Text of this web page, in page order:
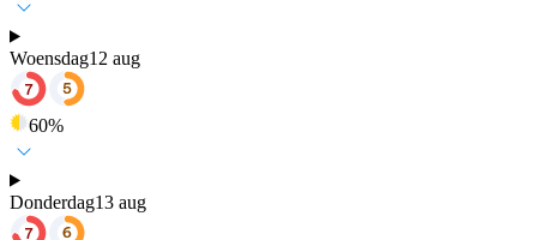
Woensdag12 aug
60%
Donderdag13 aug